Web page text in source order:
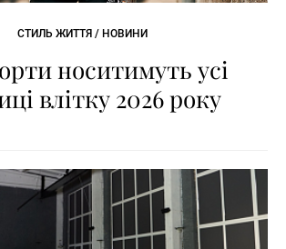
СТИЛЬ ЖИТТЯ / НОВИНИ
носитимуть усі
влітку 2026 року